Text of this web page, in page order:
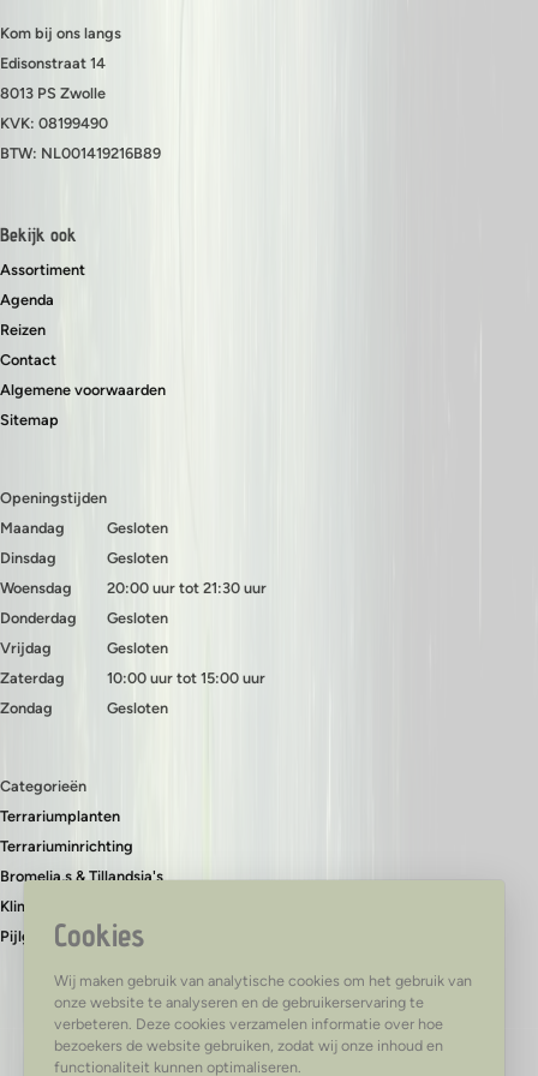
Cookies
Wij maken gebruik van analytische cookies om het gebruik van
onze website te analyseren en de gebruikerservaring te
verbeteren. Deze cookies verzamelen informatie over hoe
bezoekers de website gebruiken, zodat wij onze inhoud en
functionaliteit kunnen optimaliseren.
Kom bij ons langs
Edisonstraat 14
8013 PS Zwolle
KVK: 08199490
BTW: NL001419216B89
Bekijk ook
Assortiment
Agenda
Reizen
Contact
Algemene voorwaarden
Sitemap
Openingstijden
Maandag
Dinsdag
Woensdag
Donderdag
Vrijdag
Zaterdag
Zondag
Gesloten
Gesloten
20:00 uur tot 21:30 uur
Gesloten
Gesloten
10:00 uur tot 15:00 uur
Gesloten
Categorieën
Terrariumplanten
Terrariuminrichting
Bromelia,s & Tillandsia's
Klimplanten & bodembedekkers
Pijlgifkikkers